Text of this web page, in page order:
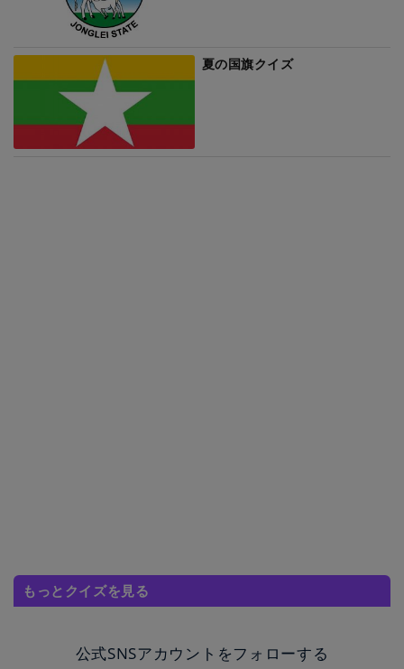
夏の国旗クイズ
もっとクイズを見る
公式SNSアカウントをフォローする